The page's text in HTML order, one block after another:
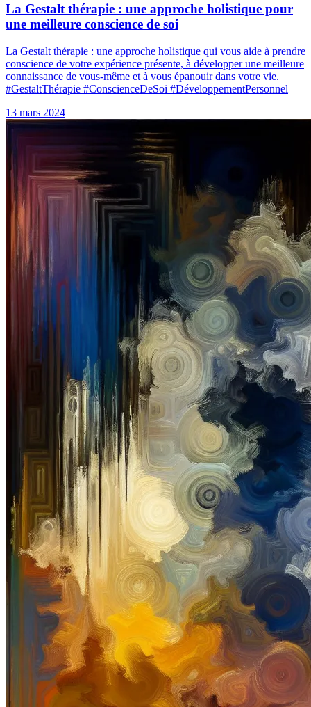
La Gestalt thérapie : une approche holistique pour
une meilleure conscience de soi
La Gestalt thérapie : une approche holistique qui vous aide à prendre
conscience de votre expérience présente, à développer une meilleure
connaissance de vous-même et à vous épanouir dans votre vie.
#GestaltThérapie #ConscienceDeSoi #DéveloppementPersonnel
13 mars 2024